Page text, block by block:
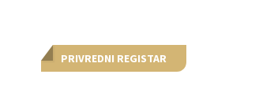
PRIVREDNI REGISTAR